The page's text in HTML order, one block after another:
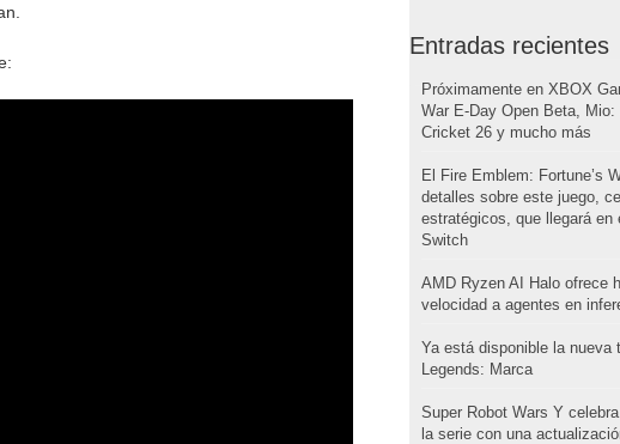
Entradas recientes
Próximamente en XBOX
War E-Day Open Beta,
Cricket 26 y mucho más
El Fire Emblem: Fortune’s
detalles sobre este juego,
estratégicos, que llegará en
Switch
AMD Ryzen AI Halo ofrece
velocidad a agentes en
Ya está disponible la nueva
Legends: Marca
Super Robot Wars Y
la serie con una